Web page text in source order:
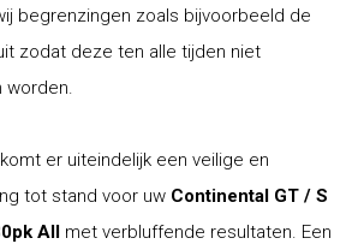
begrenzingen zoals bijvoorbeeld de
zodat deze ten alle tijden niet
worden.
er uiteindelijk een veilige en
tot stand voor uw Continental GT / S
All met verbluffende resultaten. Een